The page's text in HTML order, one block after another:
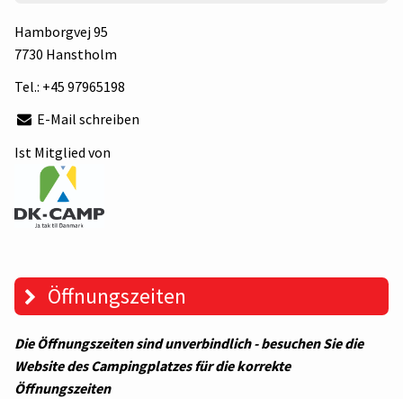
Hamborgvej 95
7730 Hanstholm
Tel.: +45 97965198
E-Mail schreiben
Ist Mitglied von
Öffnungszeiten
Die Öffnungszeiten sind unverbindlich - besuchen Sie die
Website des Campingplatzes für die korrekte
Öffnungszeiten